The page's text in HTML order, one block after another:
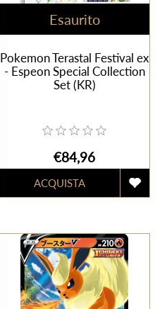
Esaurito
Pokemon Terastal Festival ex
- Espeon Special Collection
Set (KR)
€84,96